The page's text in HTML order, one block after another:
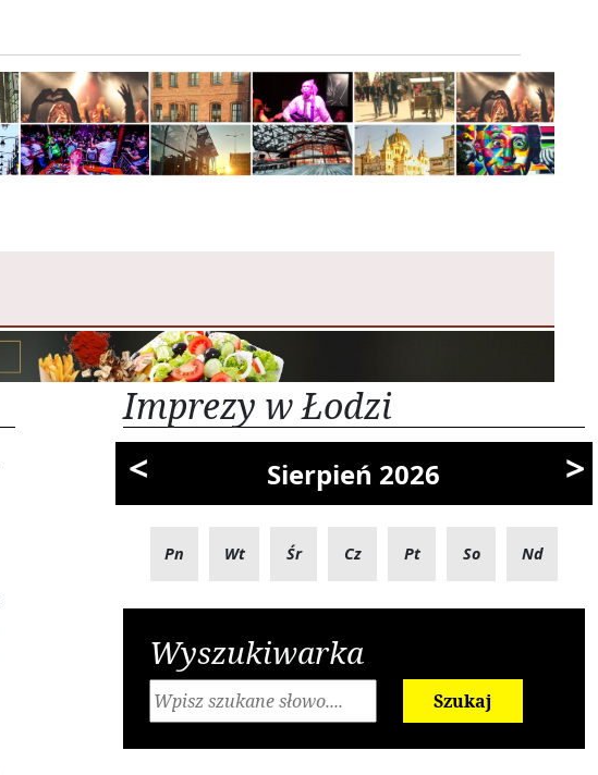
Imprezy w Łodzi
<
Sierpień 2026 >
Pn Wt Śr Cz Pt So Nd
Wyszukiwarka
Szukaj